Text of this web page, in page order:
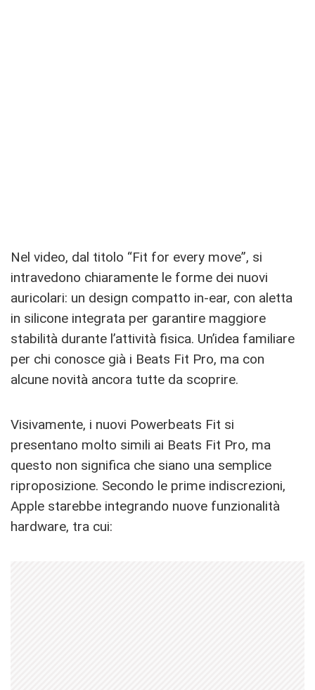
Nel video, dal titolo “Fit for every move”, si
intravedono chiaramente le forme dei nuovi
auricolari: un design compatto in-ear, con aletta
in silicone integrata per garantire maggiore
stabilità durante l’attività fisica. Un’idea familiare
per chi conosce già i Beats Fit Pro, ma con
alcune novità ancora tutte da scoprire.
Visivamente, i nuovi Powerbeats Fit si
presentano molto simili ai Beats Fit Pro, ma
questo non significa che siano una semplice
riproposizione. Secondo le prime indiscrezioni,
Apple starebbe integrando nuove funzionalità
hardware, tra cui: